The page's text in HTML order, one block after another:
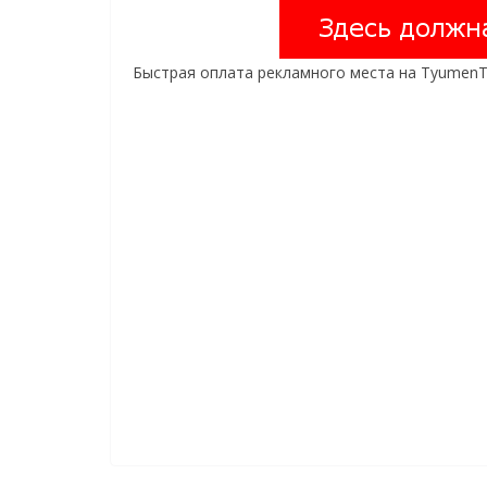
Быстрая оплата рекламного места на